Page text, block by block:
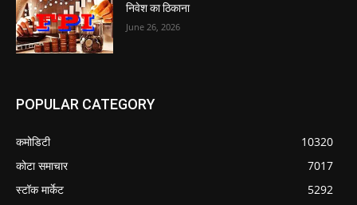
निवेश का ठिकाना
June 26, 2026
POPULAR CATEGORY
कमोडिटी
10320
कोटा समाचार
7017
स्टॉक मार्केट
5292